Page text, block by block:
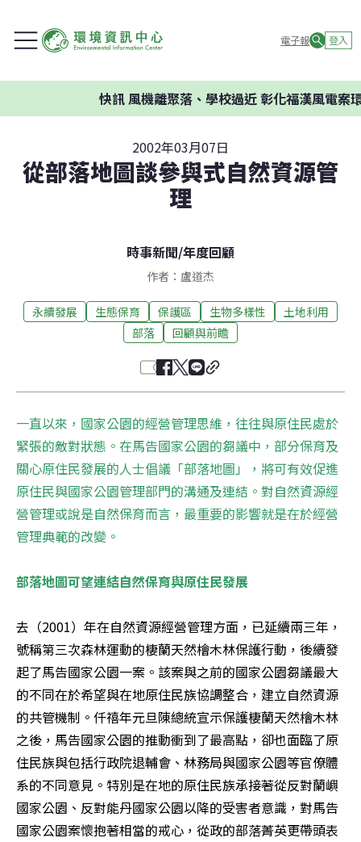
電子報 登入
快訊風機離聚落、學校過近 彰化福漢風電案環委
2002年03月07日
從部落地圖談參與式自然資源管
理
時事新聞/年度回顧
作者：盧道杰
永續發展 生態保育 保護區 生物多樣性
土地利用
部落
回顧與前瞻
一直以來，國家公園的經營管理思維，往往與原住民處於
緊張的敵對狀態。在馬告國家公園的芻議中，部分保育及
關心原住民發展的人士倡議「部落地圖」，將可有效促進
原住民與國家公園管理部門的溝通及連結。對自然資源經
營管理或說是自然保育而言，最重要的影響就是在於經營
管理典範的改變。
部落地圖可望連結自然保育與原住民發展
去（2001）年在自然資源經營管理方面，已延續兩三年，
號稱第三次森林運動的棲蘭天然檜木林保護行動，後續發
起了馬告國家公園一案。該案與之前的國家公園芻議最大
的不同在於希望與在地原住民族協調整合，建立自然資源
的共管機制。仟禧年元旦陳總統宣示保護棲蘭天然檜木林
之後，馬告國家公園的推動衝到了最高點，卻也面臨了原
住民族與包括行政院退輔會、林務局與國家公園等官僚體
系的不同意見。特別是在地的原住民族承接著從反對蘭嶼
國家公園、反對能丹國家公園以降的受害者意識，對馬告
國家公園案懷抱著相當的戒心，從政的部落菁英更帶頭表